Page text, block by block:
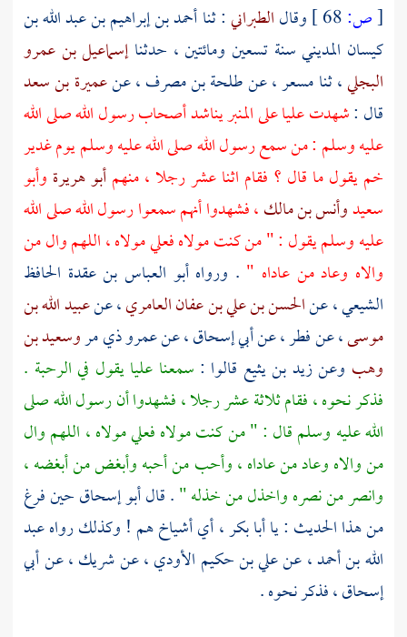
[ص: وقالالطبراني: ثناأحمد بن إبراهيم بن عبد الله بن
كيسان المدينيسنة تسعين ومائتين ، حدثناإسماعيل بن عمرو
البجلي، ثنامسعر، عنطلحة بن مصرف، عنعميرة بن سعد
قال :شهدتعلياعلى المنبر يناشد أصحاب رسول الله صلى الله
عليه وسلم : من سمع رسول الله صلى الله عليه وسلم يومغدير
خميقول ما قال ؟ فقام اثنا عشر رجلا ، منهمأبو هريرة وأبو
سعيدوأنس بن مالك، فشهدوا أنهم سمعوا رسول الله صلى الله
عليه وسلم يقول : " من كنت مولاهفعليمولاه ، اللهم وال من
والاه وعاد من عاداه " . ورواهأبو العباس بن عقدة الحافظ
الشيعي، عنالحسن بن علي بن عفان العامري، عنعبيد الله بن
موسى، عنفطر، عنأبي إسحاق، عنعمرو ذي مروسعيد بن
وهب وعنزيد بن يثيع قالوا : سمعنا عليايقول فيالرحبة .
فذكر نحوه ، فقام ثلاثة عشر رجلا ، فشهدوا أن رسول الله صلى
الله عليه وسلم قال : " من كنت مولاه فعلي مولاه ، اللهم وال
من والاه وعاد من عاداه ، وأحب من أحبه وأبغض من أبغضه ،
وانصر من نصره واخذل من خذله ". قالأبو إسحاقحين فرغ
من هذا الحديث : ياأبا بكر، أي أشياخ هم ! وكذلك رواهعبد
الله بن أحمد، عنعلي بن حكيم الأودي، عنشريك، عنأبي
إسحاق، فذكر نحوه .